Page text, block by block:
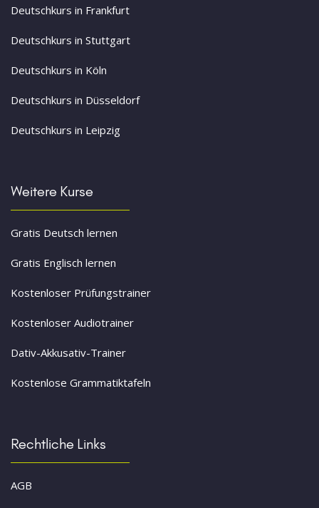
Deutschkurs in Frankfurt
Deutschkurs in Stuttgart
Deutschkurs in Köln
Deutschkurs in Düsseldorf
Deutschkurs in Leipzig
Weitere Kurse
Gratis Deutsch lernen
Gratis Englisch lernen
Kostenloser Prüfungstrainer
Kostenloser Audiotrainer
Dativ-Akkusativ-Trainer
Kostenlose Grammatiktafeln
Rechtliche Links
AGB